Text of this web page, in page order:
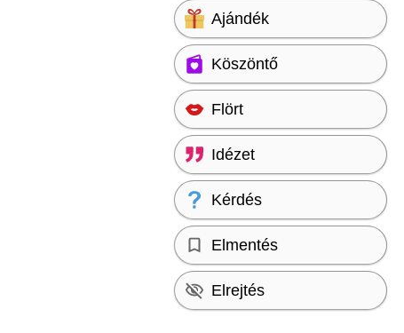
Ajándék
Köszöntő
Flört
Idézet
Kérdés
Elmentés
Elrejtés